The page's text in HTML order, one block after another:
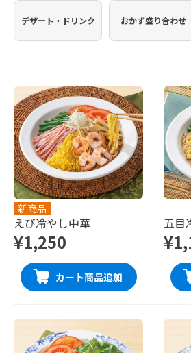
デザート・ドリンク おかず盛り合わせ
新商品
えび冷やし中華
¥1,250
カート商品追加
五目